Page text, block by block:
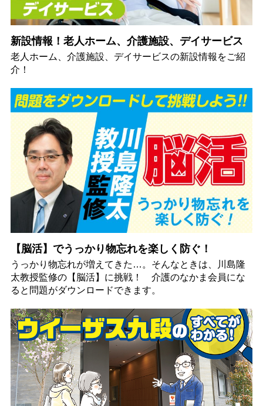
新設情報！老人ホーム、介護施設、デイサービス
老人ホーム、介護施設、デイサービスの新設情報をご紹
介！
【脳活】でうっかり物忘れを楽しく防ぐ！
うっかり物忘れが増えてきた…。そんなときは、川島隆
太教授監修の【脳活】に挑戦！ 介護のなかま会員にな
ると問題がダウンロードできます。